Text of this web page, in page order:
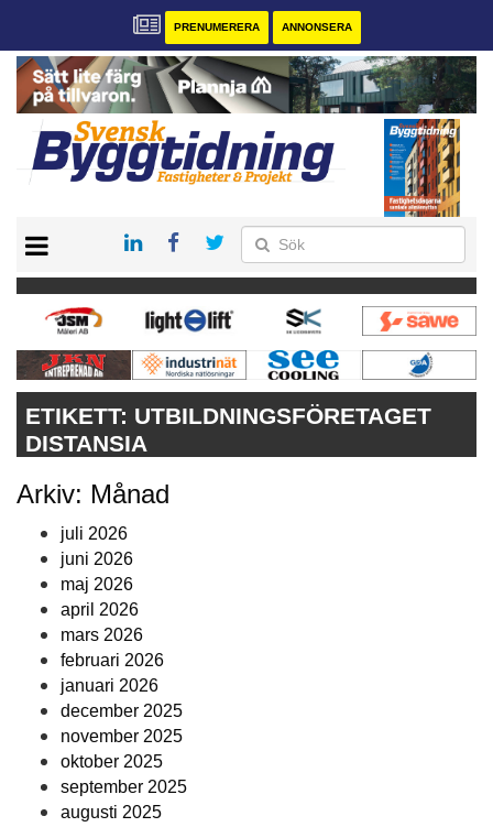
PRENUMERERA ANNONSERA
PRENUMERERA
VÅRA ANDRA MAGASIN
ANNONSERA
KONTAKT
ETIKETT: UTBILDNINGSFÖRETAGET
DISTANSIA
Arkiv: Månad
juli 2026
juni 2026
maj 2026
april 2026
mars 2026
februari 2026
januari 2026
december 2025
november 2025
oktober 2025
september 2025
augusti 2025